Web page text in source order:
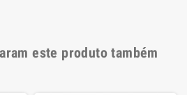
este produto também